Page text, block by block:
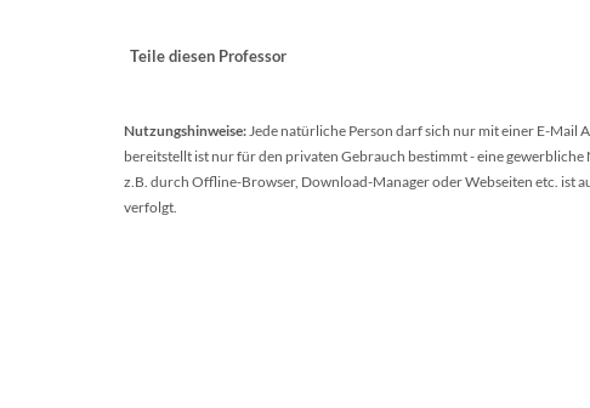
Teile diesen Professor
Nutzungshinweise:Jede natürliche Person darf sich nur mit einer E-Mail
bereitstellt ist nur für den privaten Gebrauch bestimmt - eine
z.B. durch Offline-Browser, Download-Manager oder Webseiten etc. ist
verfolgt.